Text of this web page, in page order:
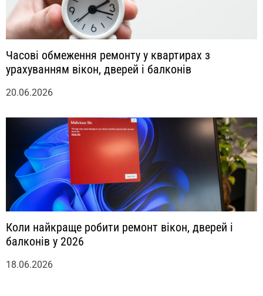
Часові обмеження ремонту у квартирах з
урахуванням вікон, дверей і балконів
20.06.2026
Коли найкраще робити ремонт вікон, дверей і
балконів у 2026
18.06.2026